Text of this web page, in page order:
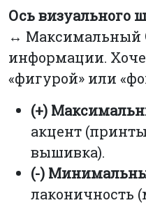
Ось визуального
↔ Максимальный
информации.
«фигурой» или
(+)
акцент
вышивка).
(-)
лаконичность